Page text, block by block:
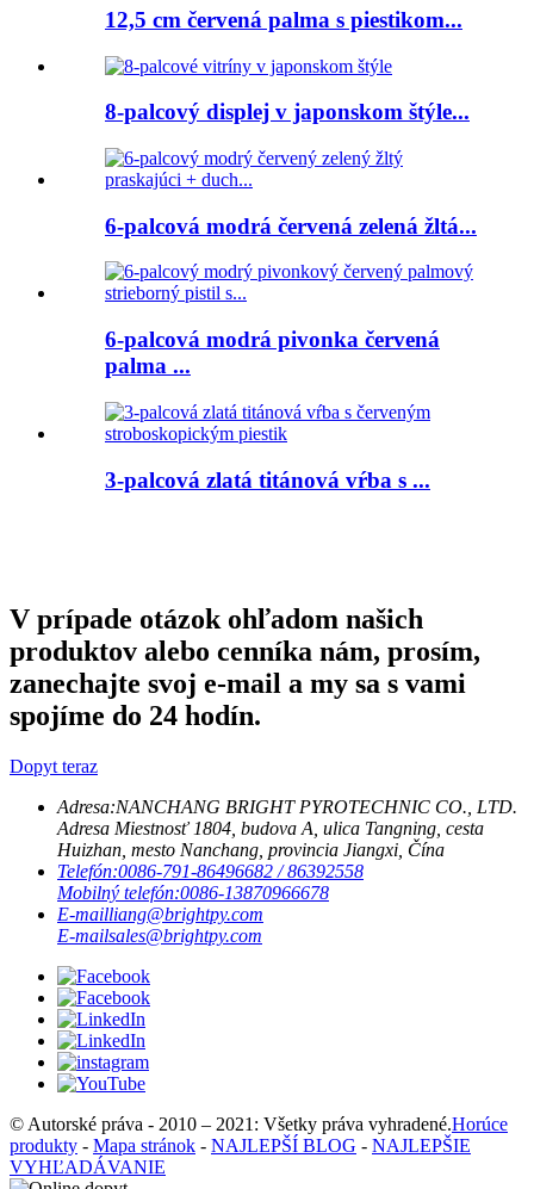
12,5 cm červená palma s piestikom...
8-palcový displej v japonskom štýle...
6-palcová modrá červená zelená žltá...
6-palcová modrá pivonka červená
palma ...
3-palcová zlatá titánová vŕba s ...
V prípade otázok ohľadom našich
produktov alebo cenníka nám, prosím,
zanechajte svoj e-mail a my sa s vami
spojíme do 24 hodín.
Dopyt teraz
Adresa:NANCHANG BRIGHT PYROTECHNIC CO., LTD.
Adresa Miestnosť 1804, budova A, ulica Tangning, cesta
Huizhan, mesto Nanchang, provincia Jiangxi, Čína
Telefón:0086-791-86496682 / 86392558
Mobilný telefón:0086-13870966678
E-mailliang@brightpy.com
E-mailsales@brightpy.com
© Autorské práva - 2010 – 2021: Všetky práva vyhradené.Horúce
produkty - Mapa stránok - NAJLEPŠÍ BLOG - NAJLEPŠIE
VYHĽADÁVANIE